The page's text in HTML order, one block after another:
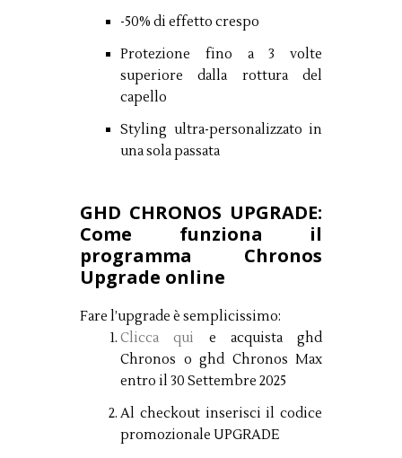
-50% di effetto crespo
Protezione fino a 3 volte
superiore dalla rottura del
capello
Styling ultra-personalizzato in
una sola passata
GHD CHRONOS UPGRADE:
Come funziona il
programma Chronos
Upgrade online
Fare l’upgrade è semplicissimo:
Clicca qui e acquista ghd
Chronos o ghd Chronos Max
entro il 30 Settembre 2025
Al checkout inserisci il codice
promozionale UPGRADE